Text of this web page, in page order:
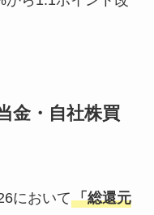
金・自社株買
において「総還元